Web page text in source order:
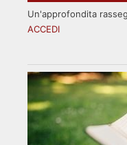
Un'approfondita
ACCEDI